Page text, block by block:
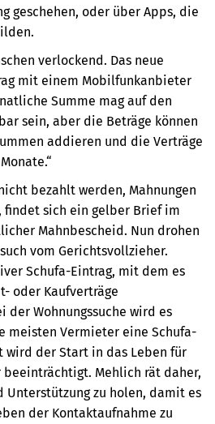
geschehen, oder über Apps, die
verlockend. Das neue
mit einem Mobilfunkanbieter
Summe mag auf den
sein, aber die Beträge können
addieren und die Verträge
bezahlt werden, Mahnungen
findet sich ein gelber Brief im
Mahnbescheid. Nun drohen
vom Gerichtsvollzieher.
Schufa-Eintrag, mit dem es
oder Kaufverträge
der Wohnungssuche wird es
meisten Vermieter eine Schufa-
wird der Start in das Leben für
beeinträchtigt. Mehlich rät daher,
zu holen, damit es
der Kontaktaufnahme zu